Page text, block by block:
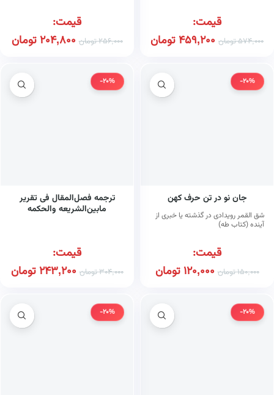
قیمت:
574,000تومان 459,200تومان
قیمت:
256,000تومان 204,800تومان
-20%
جان نو در تن حرف کهن
شق القمر رویدادی در گذشته یا خبری از
آینده (کتاب طه)
قیمت:
150,000تومان 120,000تومان
-20%
ترجمه فصل‌المقال فی تقریر
مابین‌الشریعه والحکمه
قیمت:
304,000تومان 243,200تومان
-20%
-20%